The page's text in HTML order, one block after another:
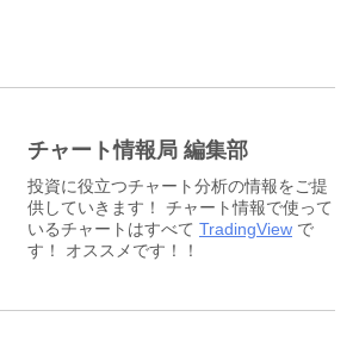
チャート情報局 編集部
投資に役立つチャート分析の情報をご提
供していきます！ チャート情報で使って
いるチャートはすべて TradingView で
す！ オススメです！！